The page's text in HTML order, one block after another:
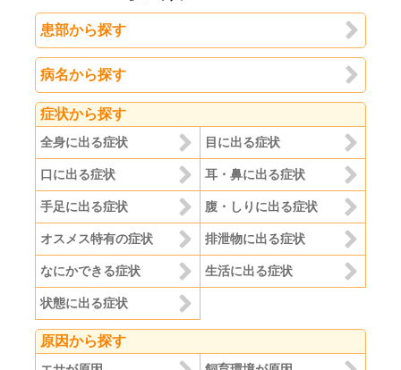
患部から探す
病名から探す
症状から探す
全身に出る症状 目に出る症状
口に出る症状 耳・鼻に出る症状
手足に出る症状 腹・しりに出る症状
オスメス特有の症状 排泄物に出る症状
なにかできる症状 生活に出る症状
状態に出る症状
原因から探す